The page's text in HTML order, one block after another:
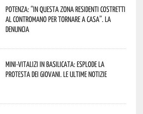
Potenza: “In questa zona residenti costretti
al contromano per tornare a casa”. La
denuncia
Mini-vitalizi in Basilicata: esplode la
protesta dei giovani. Le ultime notizie